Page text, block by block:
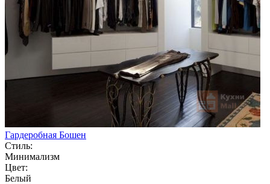
Гардеробная Бошен
Стиль:
Минимализм
Цвет:
Белый